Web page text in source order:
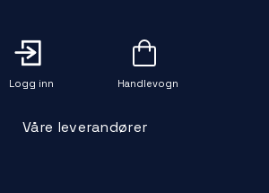
Logg inn Handlevogn
Våre leverandører